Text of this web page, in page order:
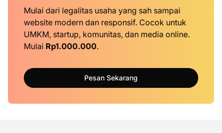
Mulai dari legalitas usaha yang sah sampai
website modern dan responsif. Cocok untuk
UMKM, startup, komunitas, dan media online.
Mulai Rp1.000.000.
Pesan Sekarang